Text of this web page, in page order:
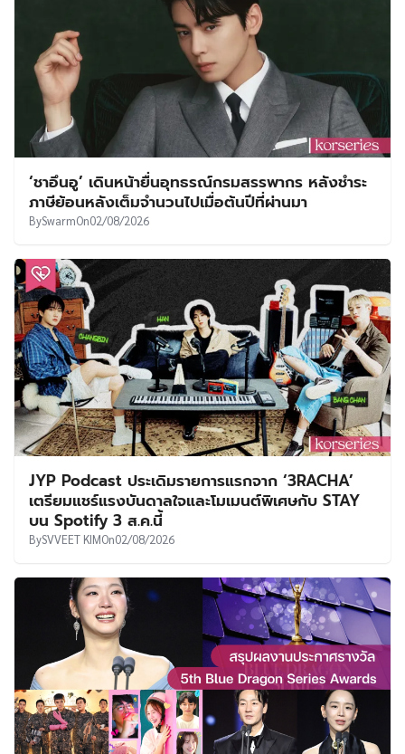
‘ชาอึนอู’ เดินหน้ายื่นอุทธรณ์กรมสรรพากร หลังชำระ
ภาษีย้อนหลังเต็มจำนวนไปเมื่อต้นปีที่ผ่านมา
BySwarmOn02/08/2026
JYP Podcast ประเดิมรายการแรกจาก ‘3RACHA’
เตรียมแชร์แรงบันดาลใจและโมเมนต์พิเศษกับ STAY
บน Spotify 3 ส.ค.นี้
BySVVEET KIMOn02/08/2026